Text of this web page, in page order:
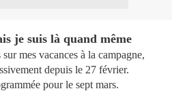
je suis là quand même
mes vacances à la campagne,
depuis le 27 février.
pour le sept mars.